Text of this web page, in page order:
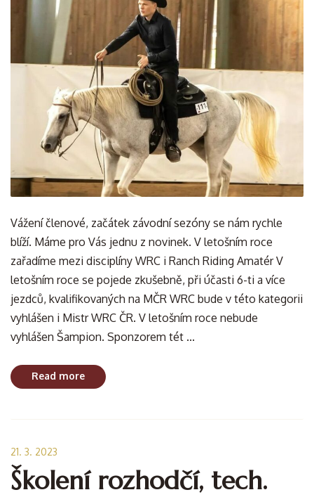
Vážení členové, začátek závodní sezóny se nám rychle
blíží. Máme pro Vás jednu z novinek. V letošním roce
zařadíme mezi disciplíny WRC i Ranch Riding Amatér V
letošním roce se pojede zkušebně, při účasti 6-ti a více
jezdců, kvalifikovaných na MČR WRC bude v této kategorii
vyhlášen i Mistr WRC ČR. V letošním roce nebude
vyhlášen Šampion. Sponzorem tét ...
Read more
21. 3. 2023
Školení rozhodčí, tech.